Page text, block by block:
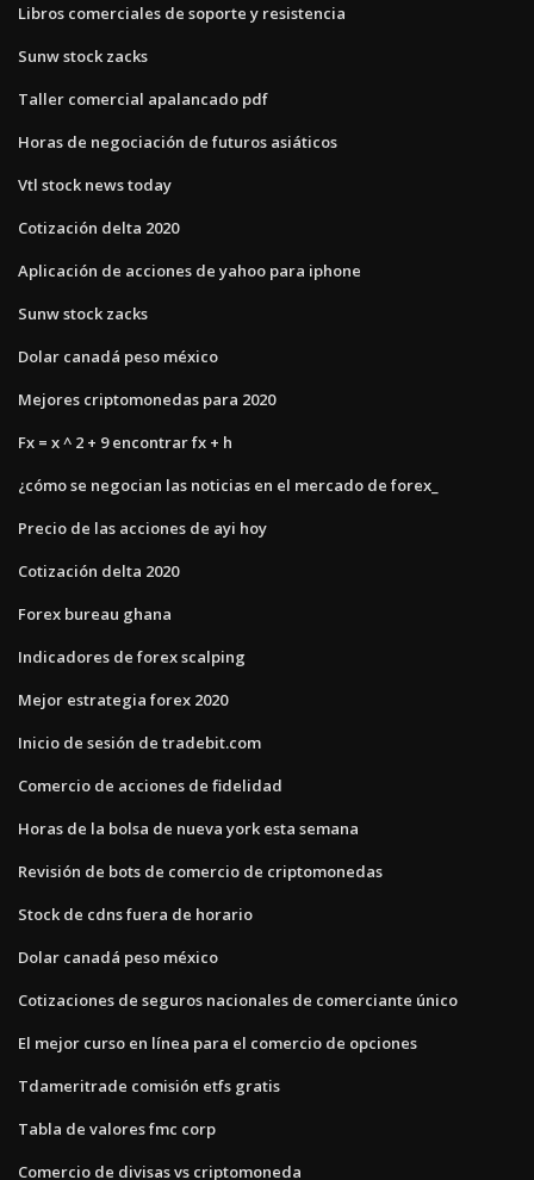
Libros comerciales de soporte y resistencia
Sunw stock zacks
Taller comercial apalancado pdf
Horas de negociación de futuros asiáticos
Vtl stock news today
Cotización delta 2020
Aplicación de acciones de yahoo para iphone
Sunw stock zacks
Dolar canadá peso méxico
Mejores criptomonedas para 2020
Fx = x ^ 2 + 9 encontrar fx + h
¿cómo se negocian las noticias en el mercado de forex_
Precio de las acciones de ayi hoy
Cotización delta 2020
Forex bureau ghana
Indicadores de forex scalping
Mejor estrategia forex 2020
Inicio de sesión de tradebit.com
Comercio de acciones de fidelidad
Horas de la bolsa de nueva york esta semana
Revisión de bots de comercio de criptomonedas
Stock de cdns fuera de horario
Dolar canadá peso méxico
Cotizaciones de seguros nacionales de comerciante único
El mejor curso en línea para el comercio de opciones
Tdameritrade comisión etfs gratis
Tabla de valores fmc corp
Comercio de divisas vs criptomoneda